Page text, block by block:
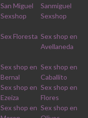
San Miguel
Sexshop
Sanmiguel
Sexshop
Sex Floresta Sex shop en
Avellaneda
Sex shop en
Bernal
Sex shop en
Caballito
Sex shop en
Ezeiza
Sex shop en
Flores
Sex shop en Sex shop en